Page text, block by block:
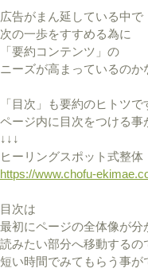
広告がまん延している中で
次の一歩をすすめる為に
「要約コンテンツ」の
ニーズが高まっているのか
「目次」も要約のヒトツで
ページ内に目次をつける事
↓↓↓
ヒーリングスポット式整体
https://www.chofu-
目次は
最初にページの全体像が分
読みたい部分へ移動するの
短い時間でみてもらう事が